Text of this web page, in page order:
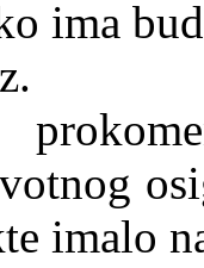
ima
imalo